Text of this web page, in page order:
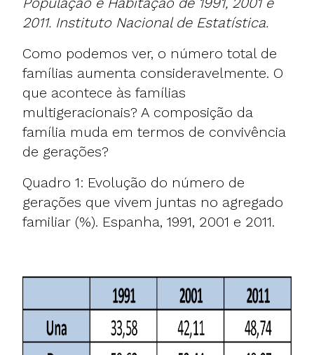
2011. Instituto Nacional de Estatística.
Como podemos ver, o número total de
famílias aumenta consideravelmente. O
que acontece às famílias
multigeracionais? A composição da
família muda em termos de convivência
de gerações?
Quadro 1: Evolução do número de
gerações que vivem juntas no agregado
familiar (%). Espanha, 1991, 2001 e 2011.